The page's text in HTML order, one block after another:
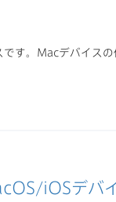
す。Macデバイスの
iOSデバ